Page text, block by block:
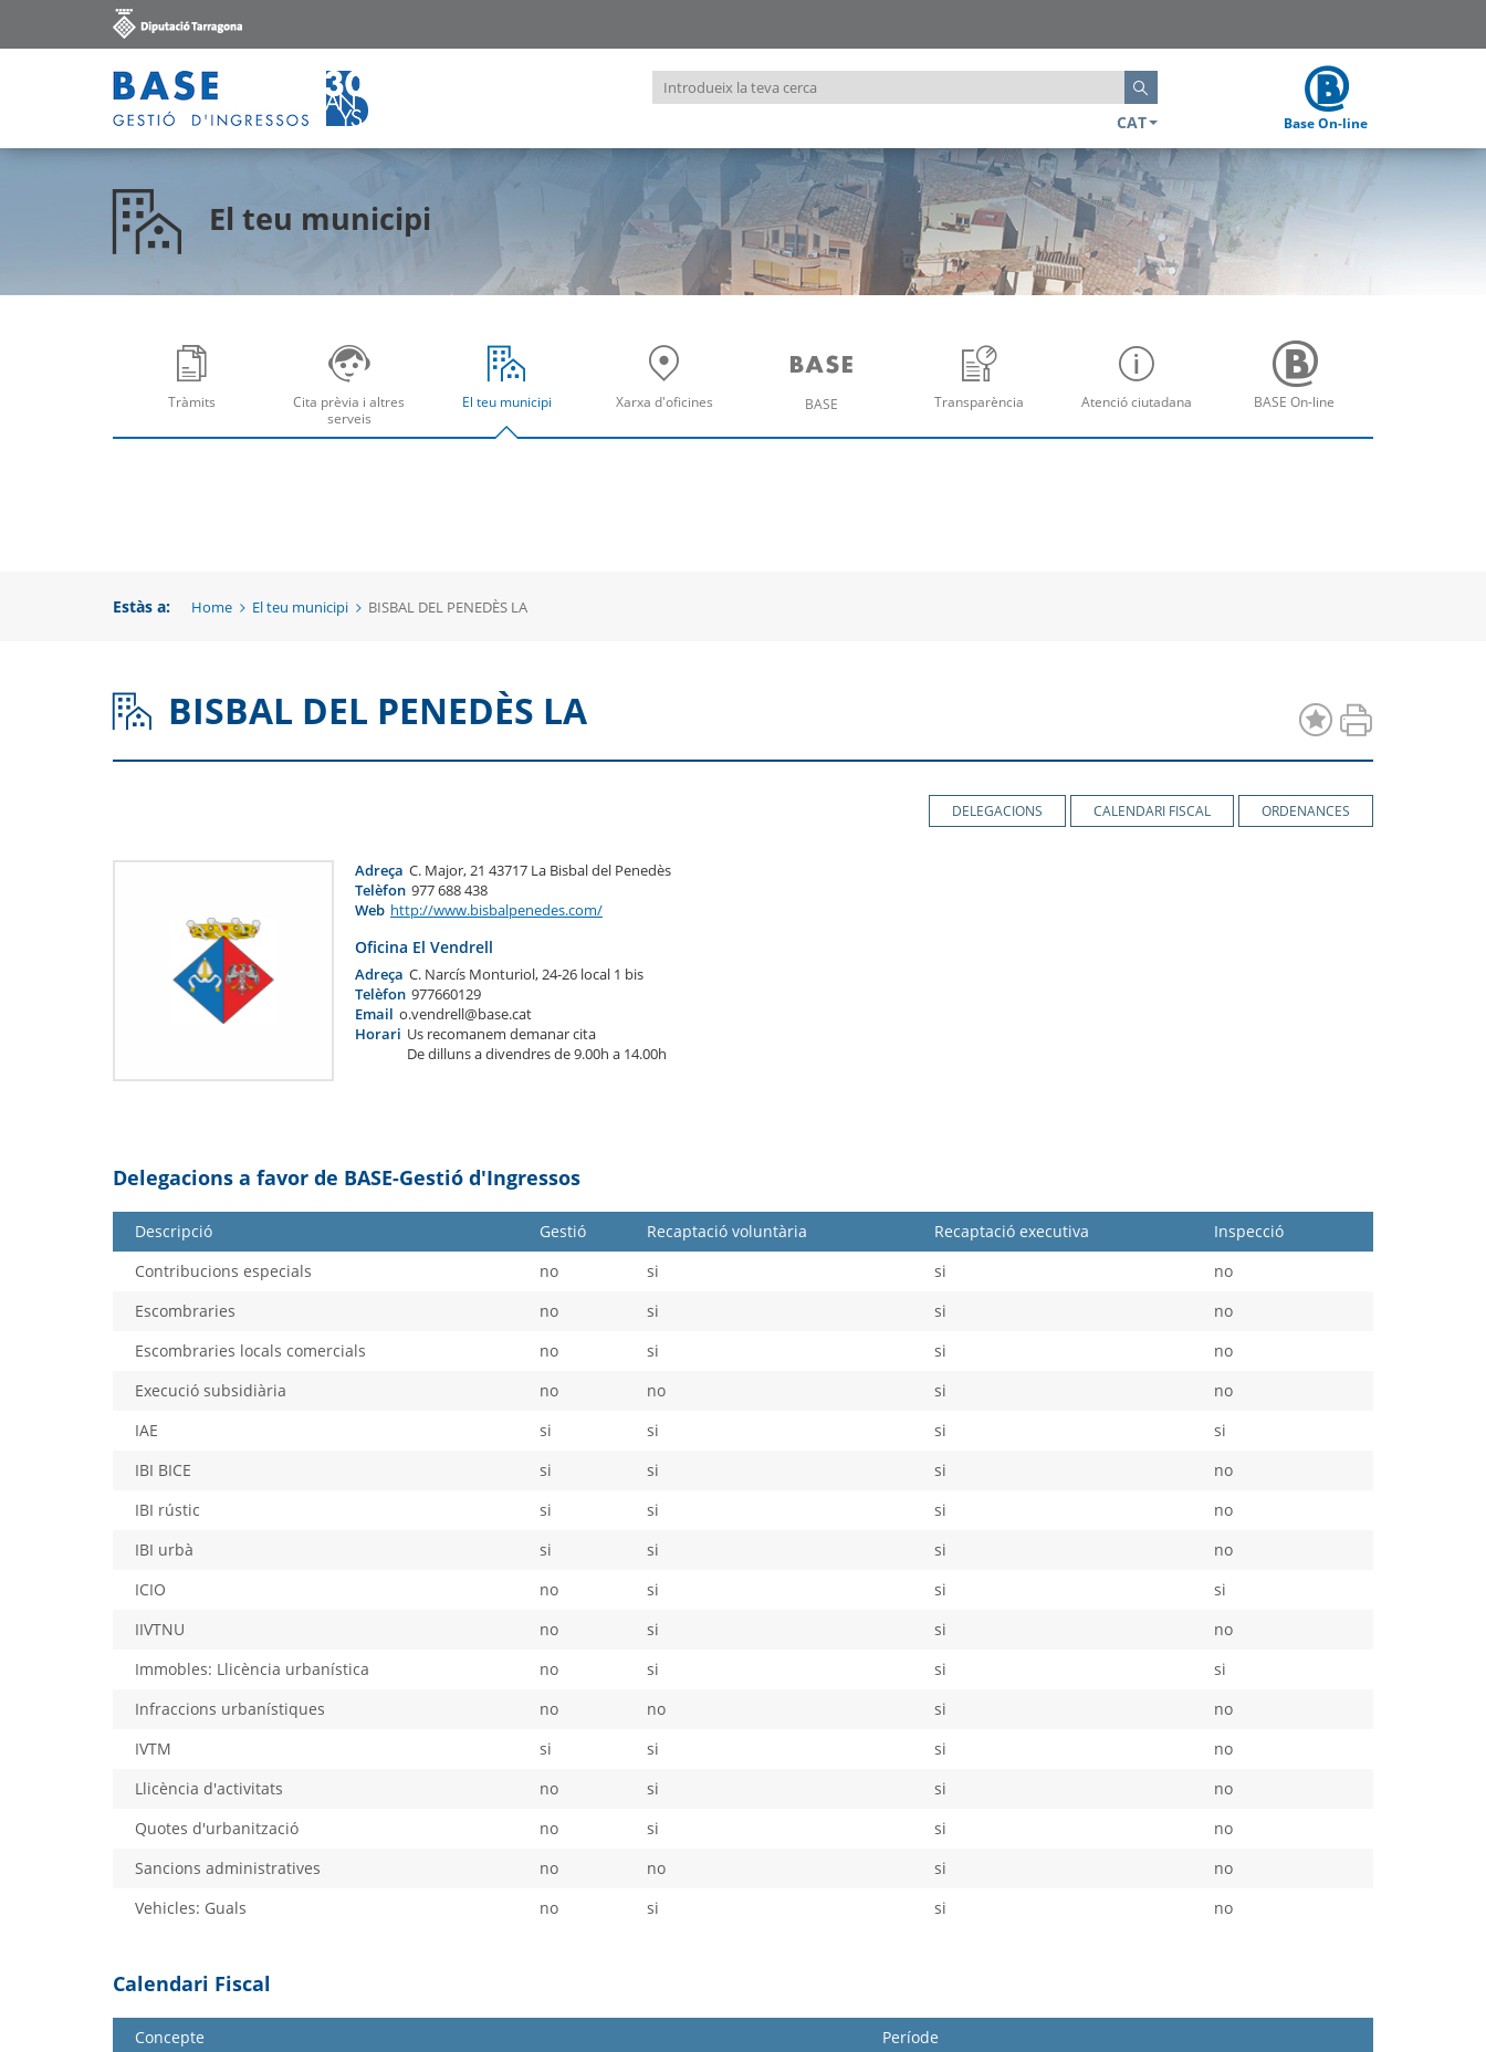
Introdueix
la
cerca
CAT
Base On-line
El teu municipi
Tràmits
Obre
finestra
Cita prèvia i altres
serveis
Obre
finestra
El teu municipi
Obre
finestra
Xarxa d'oficines
Obre
BASE
Obre
Transparència
Obre
Atenció ciutadana
Obre
BASE On-line
Obre
Estàs a: Home El teu municipi BISBAL DEL PENEDÈS LA
BISBAL DEL PENEDÈS LA
DELEGACIONS CALENDARI FISCAL ORDENANCES
Adreça C. Major, 21 43717 La Bisbal del Penedès
Telèfon 977 688 438
Web http://www.bisbalpenedes.com/
Oficina El Vendrell
Adreça C. Narcís Monturiol, 24-26 local 1 bis
Telèfon 977660129
Email o.vendrell@base.cat
Horari Us recomanem demanar cita
De dilluns a divendres de 9.00h a 14.00h
Delegacions a favor de BASE-Gestió d'Ingressos
Descripció Gestió Recaptació voluntària Recaptació executiva
Inspecció
Contribucions especials
no si si
no
Escombraries
no si si
no
Escombraries locals comercials
no si si
no
Execució subsidiària
no no si
no
IAE
si si si
si
IBI BICE
si si si
no
IBI rústic
si si si
no
IBI urbà
si si si
no
ICIO
no si si
si
IIVTNU
no si si
no
Immobles: Llicència urbanística
no si si
si
Infraccions urbanístiques
no no si
no
IVTM
si si si
no
Llicència d'activitats
no si si
no
Quotes d'urbanització
no si si
no
Sancions administratives
no no si
no
Vehicles: Guals
no si si no
Calendari Fiscal
Concepte
Període